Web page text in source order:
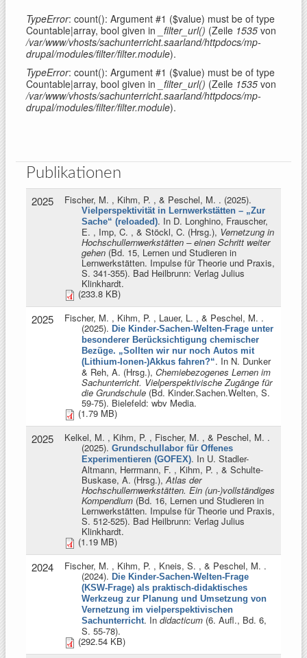
TypeError: count(): Argument #1 ($value) must be of type
Countable|array, bool given in
_filter_url() (Zeile 1535 von
/var/www/vhosts/sachunterricht.saarland/httpdocs/mp-
drupal/modules/filter/filter.module).
TypeError: count(): Argument #1 ($value) must be of type
Countable|array, bool given in
_filter_url() (Zeile 1535 von
/var/www/vhosts/sachunterricht.saarland/httpdocs/mp-
drupal/modules/filter/filter.module).
Publikationen
2025 Fischer, M. , Kihm, P. , & Peschel, M. . (2025).
Vielperspektivität in Lernwerkstätten – „Zur
Sache“ (reloaded). In D. Longhino, Frauscher,
E. , Imp, C. , & Stöckl, C. (Hrsg.), Vernetzung in
Hochschullernwerkstätten – einen Schritt weiter
gehen (Bd. 15, Lernen und Studieren in
Lernwerkstätten. Impulse für Theorie und Praxis,
S. 341-355). Bad Heilbrunn: Verlag Julius
Klinkhardt.
(233.8 KB)
2025 Fischer, M. , Kihm, P. , Lauer, L. , & Peschel, M. .
(2025). Die Kinder-Sachen-Welten-Frage unter
besonderer Berücksichtigung chemischer
Bezüge. „Sollten wir nur noch Autos mit
(Lithium-Ionen-)Akkus fahren?“. In N. Dunker
& Reh, A. (Hrsg.), Chemiebezogenes Lernen im
Sachunterricht. Vielperspektivische Zugänge für
die Grundschule (Bd. Kinder.Sachen.Welten, S.
59-75). Bielefeld: wbv Media.
(1.79 MB)
2025 Kelkel, M. , Kihm, P. , Fischer, M. , & Peschel, M. .
(2025). Grundschullabor für Offenes
Experimentieren (GOFEX). In U. Stadler-
Altmann, Herrmann, F. , Kihm, P. , & Schulte-
Buskase, A. (Hrsg.),Atlas der
Hochschullernwerkstätten. Ein (un-)vollständiges
Kompendium (Bd. 16, Lernen und Studieren in
Lernwerkstätten. Impulse für Theorie und Praxis,
S. 512-525). Bad Heilbrunn: Verlag Julius
Klinkhardt.
(1.19 MB)
2024 Fischer, M. , Kihm, P. , Kneis, S. , & Peschel, M. .
(2024). Die Kinder-Sachen-Welten-Frage
(KSW-Frage) als praktisch-didaktisches
Werkzeug zur Planung und Umsetzung von
Vernetzung im vielperspektivischen
Sachunterricht. In didacticum (6. Aufl., Bd. 6,
S. 55-78).
(292.54 KB)